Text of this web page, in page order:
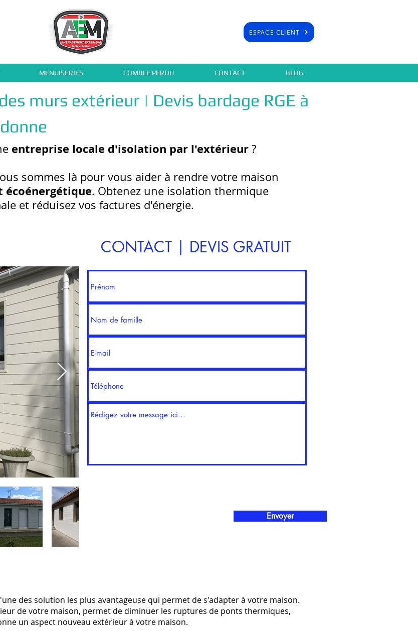
ESPACE CLIENT
MENUISERIES COMBLE PERDU CONTACT BLOG
murs extérieur | Devis bardage RGE à
entreprise locale d'isolation par l'extérieur ?
sommes là pour vous aider à rendre votre maison
. Obtenez une isolation thermique
et réduisez vos factures d'énergie.
CONTACT | DEVIS GRATUIT
Envoyer
des solution les plus avantageuse qui permet de s'adapter à votre maison.
de votre maison, permet de diminuer les ruptures de ponts thermiques,
un aspect nouveau extérieur à votre maison.